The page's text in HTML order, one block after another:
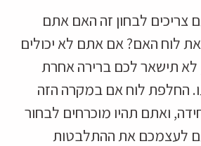
צריכים לבחון זה האם אתם
לוח האם? אם אתם לא יכולים
תישאר לכם ברירה אחרת
החלפת לוח אם במקרה הזה
ואתם תהיו מוכרחים לבחור
לעצמכם את ההתלבטות